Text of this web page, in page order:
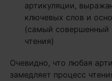
артикуляции,
ключевых слов и
(самый совершенный
чтения)
Очевидно, что любая
замедляет процесс